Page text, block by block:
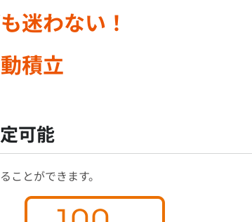
迷わない！
積立
可能
ことができます。